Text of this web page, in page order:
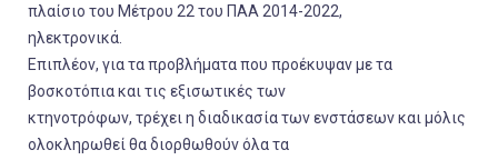
πλαίσιο του Μέτρου 22 του ΠΑΑ 2014-2022,
ηλεκτρονικά.
Επιπλέον, για τα προβλήματα που προέκυψαν με τα
βοσκοτόπια και τις εξισωτικές των
κτηνοτρόφων, τρέχει η διαδικασία των ενστάσεων και μόλις
ολοκληρωθεί θα διορθωθούν όλα τα